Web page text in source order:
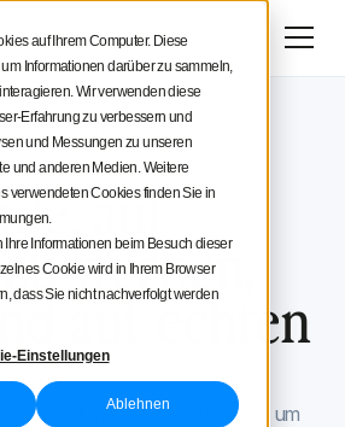
auf Ihrem Computer. Diese
Informationen darüber zu sammeln,
Wir verwenden diese
Erfahrung zu verbessern und
und Messungen zu unseren
und anderen Medien. Weitere
verwendeten Cookies finden Sie in
Informationen beim Besuch dieser
Cookie wird in Ihrem Browser
dass Sie nicht nachverfolgt werden
Einstellungen
Ablehnen
Jetzt testen
Menü
Social Media Strategie
Tipps für Creatoren
für Marken
28, 2021
2022 auf
werben,
auf echten
App soll man wählen, wenn es um